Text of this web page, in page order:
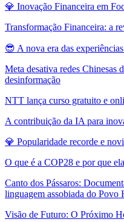
💎 Inovação Financeira em
Transformação Financeira: a
😎 A nova era das
Meta desativa redes Chinesas
desinformação
NTT lança curso gratuito e
A contribuição da IA para
💎 Popularidade recorde e
O que é a COP28 e por que
Canto dos Pássaros:
linguagem assobiada do
Visão de Futuro: O Próximo